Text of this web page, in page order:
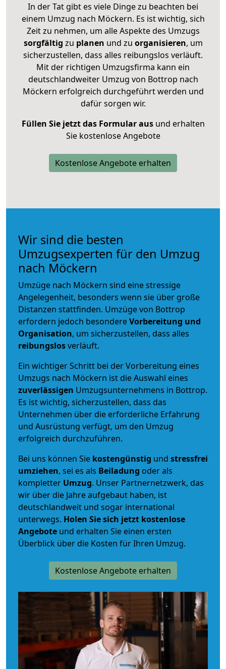
In der Tat gibt es viele Dinge zu beachten bei
einem Umzug nach Möckern. Es ist wichtig, sich
Zeit zu nehmen, um alle Aspekte des Umzugs
sorgfältig zu planen und zu organisieren, um
sicherzustellen, dass alles reibungslos verläuft.
Mit der richtigen Umzugsfirma kann ein
deutschlandweiter Umzug von Bottrop nach
Möckern erfolgreich durchgeführt werden und
dafür sorgen wir.
Füllen Sie jetzt das Formular ausund erhalten
Sie kostenlose Angebote
Kostenlose Angebote erhalten
Wir sind die besten
Umzugsexperten für den Umzug
nach Möckern
Umzüge nach Möckern sind eine stressige
Angelegenheit, besonders wenn sie über große
Distanzen stattfinden. Umzüge von Bottrop
erfordern jedoch besondereVorbereitung und
Organisation, um sicherzustellen, dass alles
reibungslosverläuft.
Ein wichtiger Schritt bei der Vorbereitung eines
Umzugs nach Möckern ist die Auswahl eines
zuverlässigen Umzugsunternehmens in Bottrop.
Es ist wichtig, sicherzustellen, dass das
Unternehmen über die erforderliche Erfahrung
und Ausrüstung verfügt, um den Umzug
erfolgreich durchzuführen.
Bei uns können Sie kostengünstig und stressfrei
umziehen, sei es als Beiladung oder als
kompletter Umzug. Unser Partnernetzwerk, das
wir über die Jahre aufgebaut haben, ist
deutschlandweit und sogar international
unterwegs. Holen Sie sich jetzt kostenlose
Angebote und erhalten Sie einen ersten
Überblick über die Kosten für Ihren Umzug.
Kostenlose Angebote erhalten